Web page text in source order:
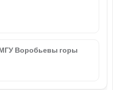
Воробьевы горы